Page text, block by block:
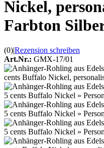
Nickel,
Farbton
(0)|Rezension schreiben
Art.Nr.: GMX-17/01